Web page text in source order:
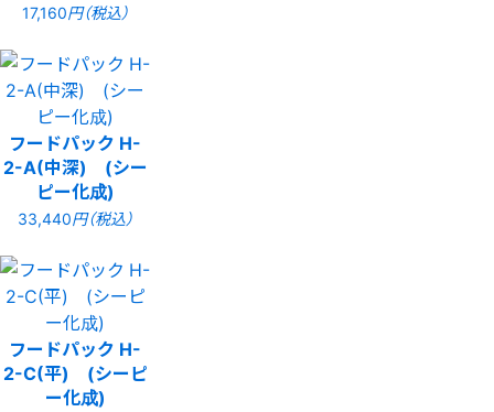
17,160円（税込）
フードパック H-
2-A(中深) (シー
ピー化成)
33,440円（税込）
フードパック H-
2-C(平) (シーピ
ー化成)